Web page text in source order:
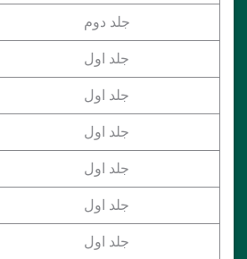
جلد دوم
جلد اول
جلد اول
جلد اول
جلد اول
جلد اول
جلد اول